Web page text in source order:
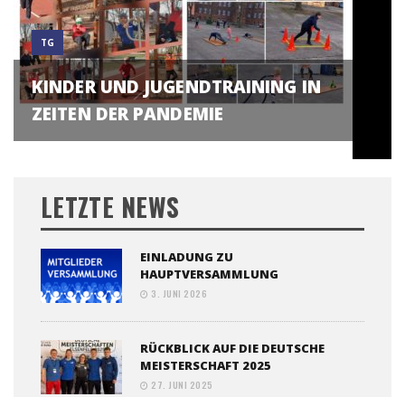
TG
KINDER UND JUGENDTRAINING IN
ZEITEN DER PANDEMIE
LETZTE NEWS
EINLADUNG ZU
HAUPTVERSAMMLUNG
3. JUNI 2026
RÜCKBLICK AUF DIE DEUTSCHE
MEISTERSCHAFT 2025
27. JUNI 2025